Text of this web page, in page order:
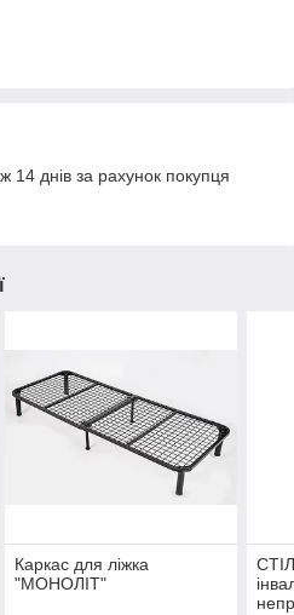
14 днів за рахунок покупця
Каркас для ліжка
"МОНОЛІТ"